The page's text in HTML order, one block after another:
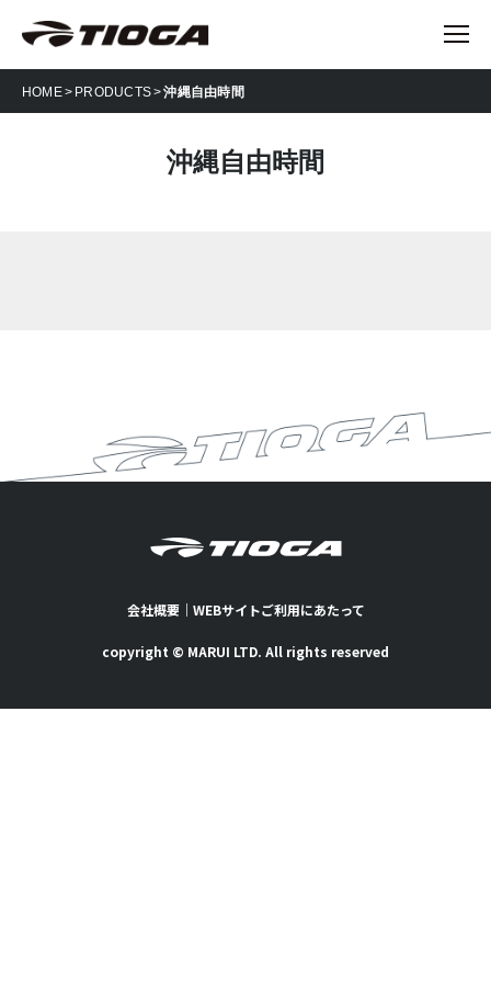
HOME PRODUCTS 沖縄自由時間
沖縄自由時間
会社概要｜ WEBサイトご利用にあたって
copyright © MARUI LTD. All rights reserved